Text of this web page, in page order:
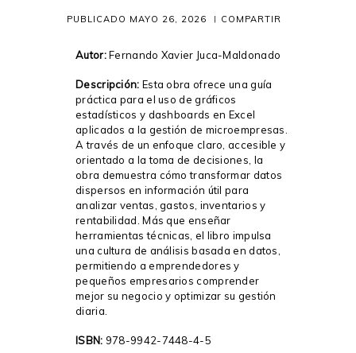
PUBLICADO MAYO 26, 2026 COMPARTIR
Autor:Fernando Xavier Juca-Maldonado
Descripción: Esta obra ofrece una guía
práctica para el uso de gráficos
estadísticos y dashboards en Excel
aplicados a la gestión de microempresas.
A través de un enfoque claro, accesible y
orientado a la toma de decisiones, la
obra demuestra cómo transformar datos
dispersos en información útil para
analizar ventas, gastos, inventarios y
rentabilidad. Más que enseñar
herramientas técnicas, el libro impulsa
una cultura de análisis basada en datos,
permitiendo a emprendedores y
pequeños empresarios comprender
mejor su negocio y optimizar su gestión
diaria.
ISBN: 978-9942-7448-4-5